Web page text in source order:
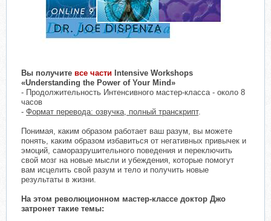
Вы получите все части Intensive Workshops
«Understanding the Power of Your Mind»
- Продолжительность Интенсивного мастер-класса - около 8
часов
- Формат перевода: озвучка, полный транскрипт.
Понимая, каким образом работает ваш разум, вы можете
понять, каким образом избавиться от негативных привычек и
эмоций, саморазрушительного поведения и переключить
свой мозг на новые мысли и убеждения, которые помогут
вам исцелить свой разум и тело и получить новые
результаты в жизни.
На этом революционном мастер-классе доктор Джо
затронет такие темы: